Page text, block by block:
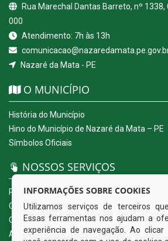
Rua Marechal Dantas Barreto, nº 1338,
000
Atendimento: 7h às 13h
Nazaré da Mata - PE
O MUNICÍPIO
História do Município
Hino do Município de Nazaré da Mata – PE
Símbolos Oficiais
NOSSOS SERVIÇOS
Portal da Transparência
Carta de Serviços ao Usuário
Ouvidoria Eletrônica
Acesso a Informação (eSIC)
INFORMAÇÕES SOBRE COOKIES
Utilizamos serviços de terceiros
Essas ferramentas nos ajudam a
experiência de navegação. Ao clicar